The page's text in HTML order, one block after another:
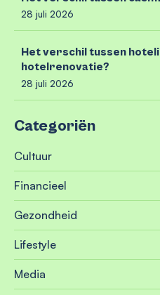
28 juli 2026
Het verschil tussen
hotelrenovatie?
28 juli 2026
Categoriën
Cultuur
Financieel
Gezondheid
Lifestyle
Media